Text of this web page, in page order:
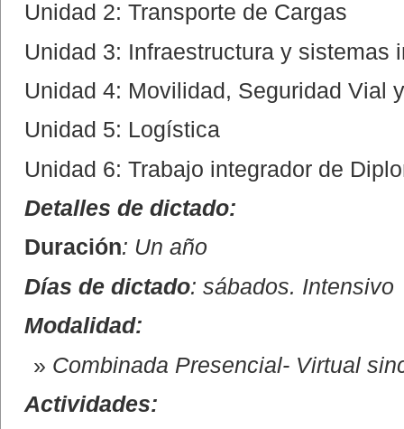
Unidad 2: Transporte de Cargas
Unidad 3: Infraestructura y sistemas
Unidad 4: Movilidad, Seguridad Vial
Unidad 5: Logística
Unidad 6: Trabajo integrador de
Detalles de dictado:
Duración: Un año
Días de dictado: sábados. Intensivo
Modalidad:
Combinada Presencial- Virtual
Actividades: